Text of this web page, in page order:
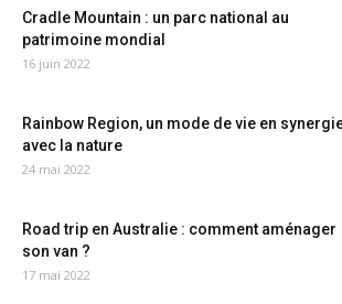
Cradle Mountain : un parc national au
patrimoine mondial
16 juin 2022
Rainbow Region, un mode de vie en
avec la nature
24 mai 2022
Road trip en Australie : comment aménager
son van ?
17 mai 2022